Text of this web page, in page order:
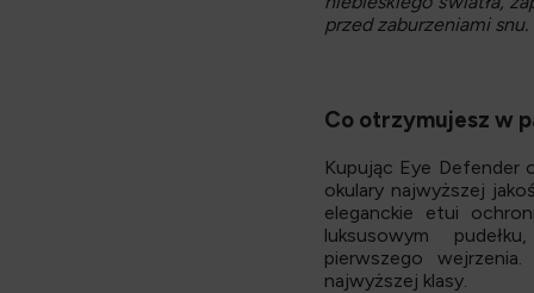
przed zaburzeniami snu.
Co otrzymujesz w
Kupując Eye Defender
okulary najwyższej
eleganckie etui
luksusowym
pierwszego
najwyższej klasy.